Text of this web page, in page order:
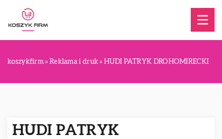
koszykfirm » Reklama i druk »HUDI PATRYK DROHOMIRECKI
HUDI PATRYK